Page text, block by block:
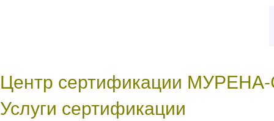
Центр сертификации
Услуги сертификации